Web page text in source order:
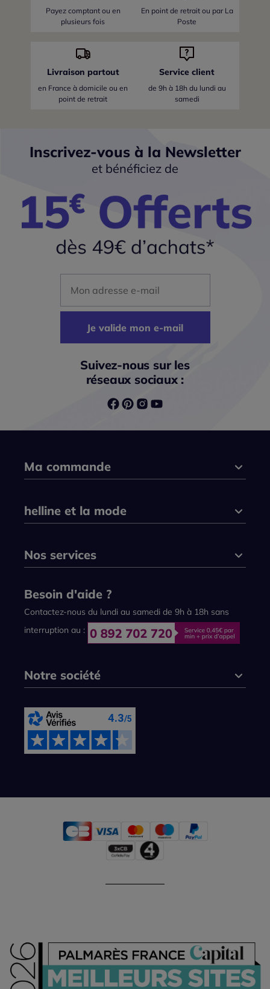
Payez comptant ou en
plusieurs fois
En point de retrait ou par La
Poste
Livraison partout
en France à domicile ou en
point de retrait
Service client
de 9h à 18h du lundi au
samedi
Inscrivez-vous à la Newsletter
et bénéficiez de
Je valide mon e-mail
Suivez-nous sur les
réseaux sociaux :
Ma commande
helline et la mode
Nos services
Besoin d'aide ?
Contactez-nous du lundi au samedi de 9h à 18h sans
interruption au :
Notre société